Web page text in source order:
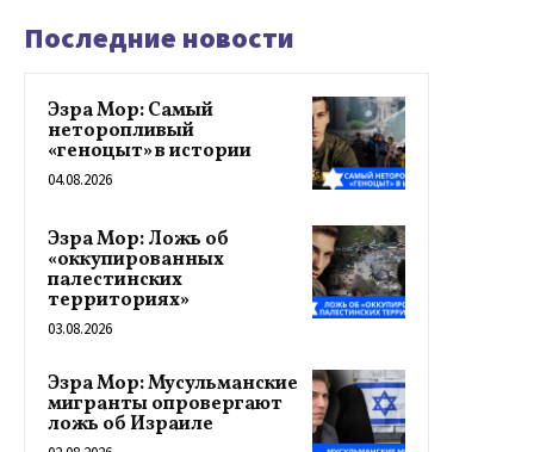
Последние новости
Эзра Мор: Самый
неторопливый
«геноцыт» в истории
04.08.2026
Эзра Мор: Ложь об
«оккупированных
палестинских
территориях»
03.08.2026
Эзра Мор: Мусульманские
мигранты опровергают
ложь об Израиле